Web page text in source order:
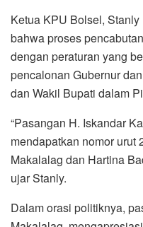
Ketua KPU Bolsel,
bahwa proses
dengan peraturan yang
pencalonan Gubernur
dan Wakil Bupati dalam
“Pasangan H. Iskandar
mendapatkan nomor urut
Makalalag dan Hartina
ujar Stanly.
Dalam orasi politiknya,